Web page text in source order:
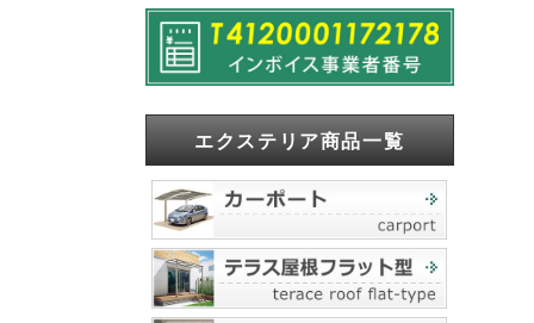
エクステリア商品一覧